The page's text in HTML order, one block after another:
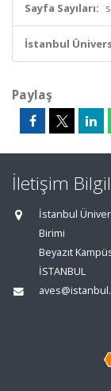
Sayfa Sayıları:
İstanbul
Paylaş
İletişim
İstanbul
Birimi
Beyazıt
İSTANBUL